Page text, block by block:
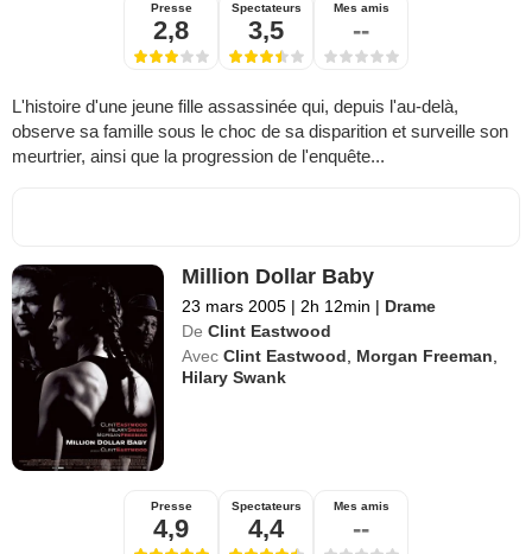
Presse
2,8
Spectateurs
3,5
Mes amis
--
L'histoire d'une jeune fille assassinée qui, depuis l'au-delà,
observe sa famille sous le choc de sa disparition et surveille son
meurtrier, ainsi que la progression de l'enquête...
Million Dollar Baby
23 mars 2005 | 2h 12min | Drame
De Clint Eastwood
Avec Clint Eastwood, Morgan Freeman,
Hilary Swank
Presse
4,9
Spectateurs
4,4
Mes amis
--